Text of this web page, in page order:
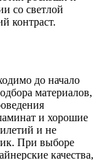
со светлой
контраст.
до начало
материалов,
и хорошие
и не
При выборе
качества,